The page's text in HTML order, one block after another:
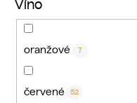
Víno
oranžové 7
červené 52